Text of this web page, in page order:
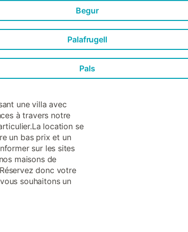
Begur
Palafrugell
Pals
une villa avec
à travers notre
location se
un bas prix et un
sur les sites
maisons de
donc votre
souhaitons un